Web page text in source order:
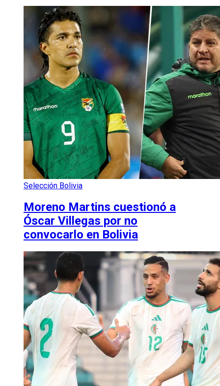
Selección Bolivia
Moreno Martins cuestionó a
Óscar Villegas por no
convocarlo en Bolivia